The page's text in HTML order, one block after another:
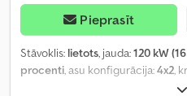
Pieprasīt
Stāvoklis: lietots, jauda:120 kW
procenti, asu konfigurācija:4x2,
Euro 6